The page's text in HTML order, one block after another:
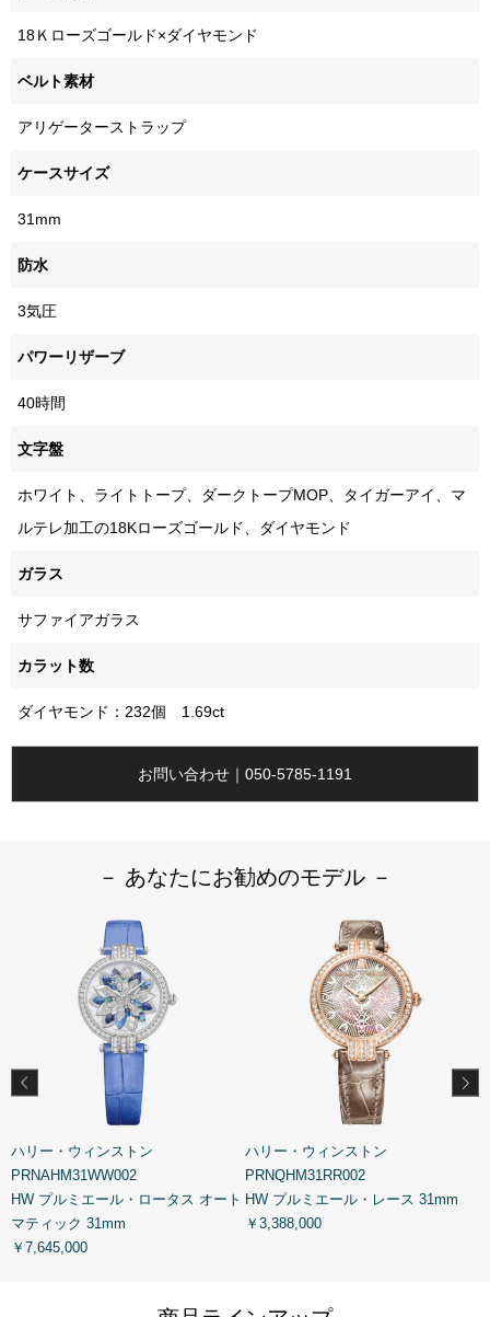
18Ｋローズゴールド×ダイヤモンド
ベルト素材
アリゲーターストラップ
ケースサイズ
31mm
防水
3気圧
パワーリザーブ
40時間
文字盤
ホワイト、ライトトープ、ダークトープMOP、タイガーアイ、マ
ルテレ加工の18Kローズゴールド、ダイヤモンド
ガラス
サファイアガラス
カラット数
ダイヤモンド：232個 1.69ct
お問い合わせ｜050-5785-1191
－ あなたにお勧めのモデル －
ハリー・ウィンストン
PRNAHM31WW002
HW プルミエール・ロータス オート
マティック 31mm
￥7,645,000
ハリー・ウィンストン
PRNQHM31RR002
HW プルミエール・レース 31mm
￥3,388,000